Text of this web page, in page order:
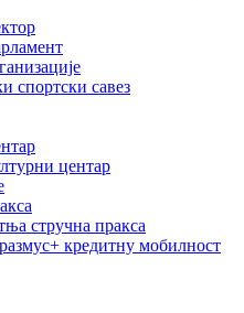
спортски савез
центар
стручна пракса
кредитну мобилност